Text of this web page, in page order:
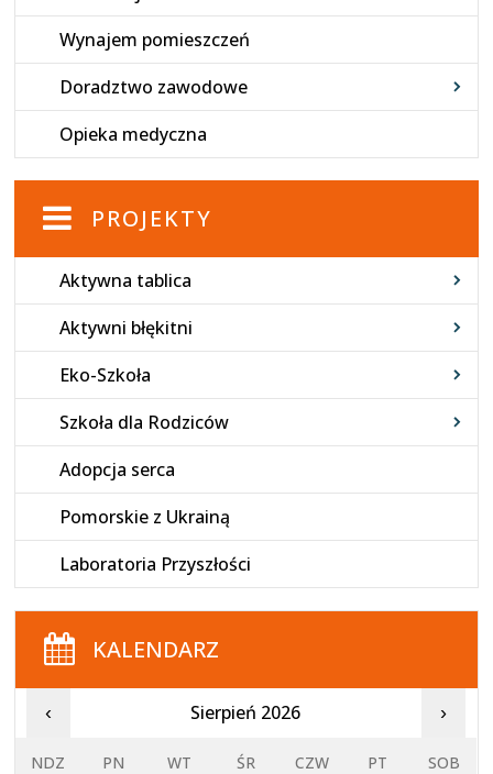
Wynajem pomieszczeń
Doradztwo zawodowe
Opieka medyczna
PROJEKTY
Aktywna tablica
Aktywni błękitni
Eko-Szkoła
Szkoła dla Rodziców
Adopcja serca
Pomorskie z Ukrainą
Laboratoria Przyszłości
KALENDARZ
‹ Sierpień 2026 ›
NDZ PN WT ŚR CZW PT SOB